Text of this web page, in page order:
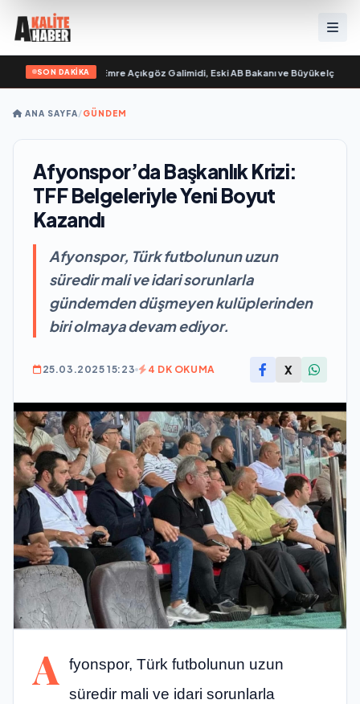
SON DAKİKA
yayımlandı• Ali Emre Açıkgöz Galimidi, Eski AB Bakanı ve Büyükelçi
ANA SAYFA/GÜNDEM
Afyonspor’da Başkanlık Krizi:
TFF Belgeleriyle Yeni Boyut
Kazandı
Afyonspor, Türk futbolunun uzun
süredir mali ve idari sorunlarla
gündemden düşmeyen kulüplerinden
biri olmaya devam ediyor.
25.03.2025 15:23 4 DK OKUMA X
A
fyonspor, Türk futbolunun uzun
süredir mali ve idari sorunlarla